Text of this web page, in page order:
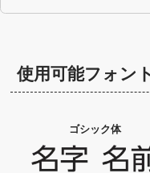
使用可能フォント
ゴシック体